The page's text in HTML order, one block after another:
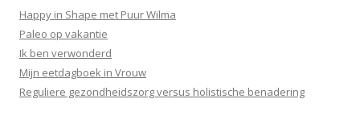
n
n
a
a
r
Happy in Shape met Puur Wilma
Paleo op vakantie
Ik ben verwonderd
Mijn eetdagboek in Vrouw
Reguliere gezondheidszorg versus holistische benadering